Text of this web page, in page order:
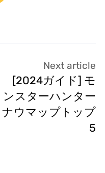
Next article
[2024ガイド] モ
ンスターハンター
ナウマップトップ
5